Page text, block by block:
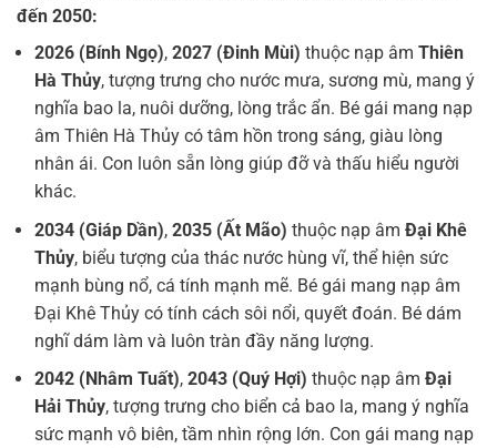
đến 2050:
2026 (Bính Ngọ), 2027 (Đinh Mùi) thuộc nạp âm Thiên
Hà Thủy, tượng trưng cho nước mưa, sương mù, mang ý
nghĩa bao la, nuôi dưỡng, lòng trắc ẩn. Bé gái mang nạp
âm Thiên Hà Thủy có tâm hồn trong sáng, giàu lòng
nhân ái. Con luôn sẵn lòng giúp đỡ và thấu hiểu người
khác.
2034 (Giáp Dần), 2035 (Ất Mão) thuộc nạp âm Đại Khê
Thủy, biểu tượng của thác nước hùng vĩ, thể hiện sức
mạnh bùng nổ, cá tính mạnh mẽ. Bé gái mang nạp âm
Đại Khê Thủy có tính cách sôi nổi, quyết đoán. Bé dám
nghĩ dám làm và luôn tràn đầy năng lượng.
2042 (Nhâm Tuất), 2043 (Quý Hợi) thuộc nạp âm Đại
Hải Thủy, tượng trưng cho biển cả bao la, mang ý nghĩa
sức mạnh vô biên, tầm nhìn rộng lớn. Con gái mang nạp